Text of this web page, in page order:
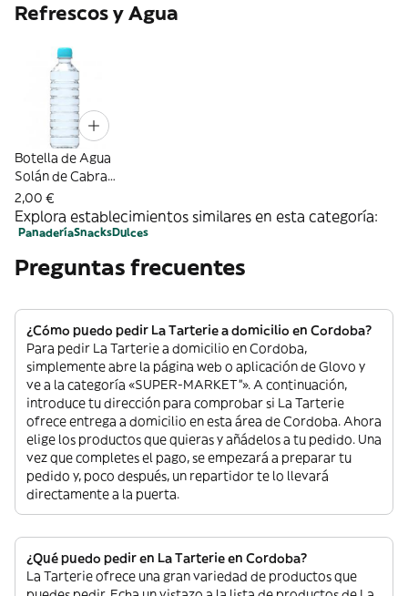
Refrescos y Agua
Botella de Agua
Solán de Cabras
0.5 L
2,00 €
Explora establecimientos similares en esta categoría:
PanaderíaSnacksDulces
Preguntas frecuentes
¿Cómo puedo pedir La Tarterie a domicilio en Cordoba?
Para pedir La Tarterie a domicilio en Cordoba,
simplemente abre la página web o aplicación de Glovo y
ve a la categoría «SUPER-MARKET”». A continuación,
introduce tu dirección para comprobar si La Tarterie
ofrece entrega a domicilio en esta área de Cordoba. Ahora
elige los productos que quieras y añádelos a tu pedido. Una
vez que completes el pago, se empezará a preparar tu
pedido y, poco después, un repartidor te lo llevará
directamente a la puerta.
¿Qué puedo pedir en La Tarterie en Cordoba?
La Tarterie ofrece una gran variedad de productos que